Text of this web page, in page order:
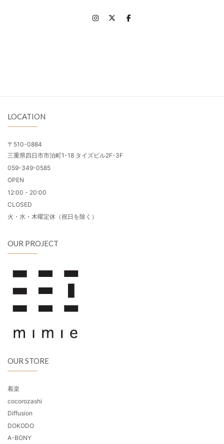
LOCATION
〒510-0884
三重県四日市市泊町1-18 タイズビル2F-3F
059-349-0585
OPEN
12:00 - 20:00
CLOSED
火・水・木曜定休（祝日を除く）
OUR PROJECT
OUR STORE
着楽
cocorozashi
Diffusion
DOKODO
A-BONY